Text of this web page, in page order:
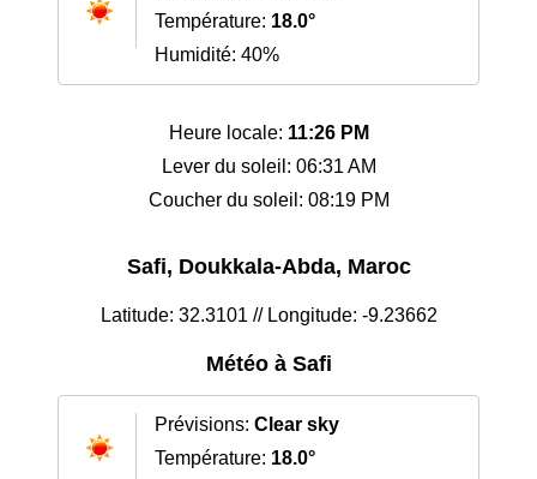
Température: 18.0°
Humidité: 40%
Heure locale: 11:26 PM
Lever du soleil: 06:31 AM
Coucher du soleil: 08:19 PM
Safi, Doukkala-Abda, Maroc
Latitude: 32.3101 // Longitude: -9.23662
Météo à Safi
Prévisions: Clear sky
Température: 18.0°